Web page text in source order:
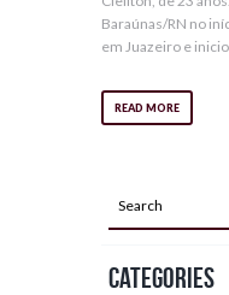
Baraúnas/RN no
em Juazeiro e
READ MORE
Categories